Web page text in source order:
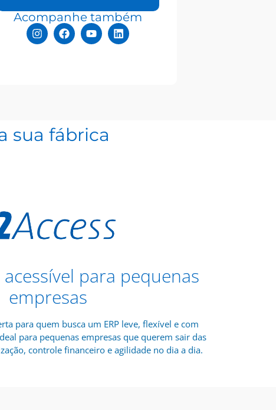
Acompanhe também
sua fábrica
acessível para pequenas
empresas
para quem busca um ERP leve, flexível e com
para pequenas empresas que querem sair das
controle financeiro e agilidade no dia a dia.